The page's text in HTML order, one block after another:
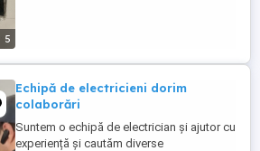
5
Echipă de electricieni dorim
colaborări
Suntem o echipă de electrician și ajutor cu
experiență și cautăm diverse